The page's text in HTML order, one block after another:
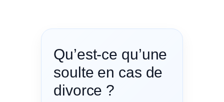
Qu’est-ce qu’une
soulte en cas de
divorce ?